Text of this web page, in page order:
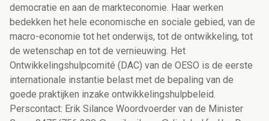
democratie en aan de markteconomie. Haar werken
bedekken het hele economische en sociale gebied, van de
macro-economie tot het onderwijs, tot de ontwikkeling, tot
de wetenschap en tot de vernieuwing. Het
Ontwikkelingshulpcomité (DAC) van de OESO is de eerste
internationale instantie belast met de bepaling van de
goede praktijken inzake ontwikkelingshulpbeleid.
Perscontact: Erik Silance Woordvoerder van de Minister